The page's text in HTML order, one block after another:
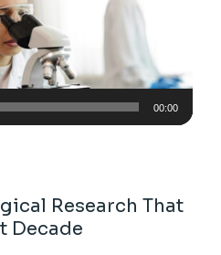
00:00
Research That
Decade